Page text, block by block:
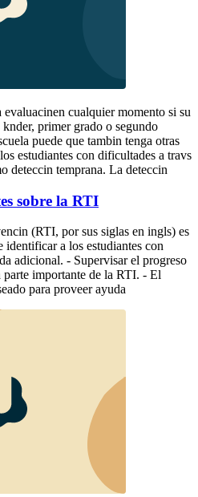
cualquier momento si su
primer grado o segundo
puede que tambin tenga otras
estudiantes con dificultades a travs
deteccin temprana. La deteccin
sobre la RTI
(RTI, por sus siglas en ingls) es
identificar a los estudiantes con
adicional. - Supervisar el progreso
parte importante de la RTI. - El
para proveer ayuda